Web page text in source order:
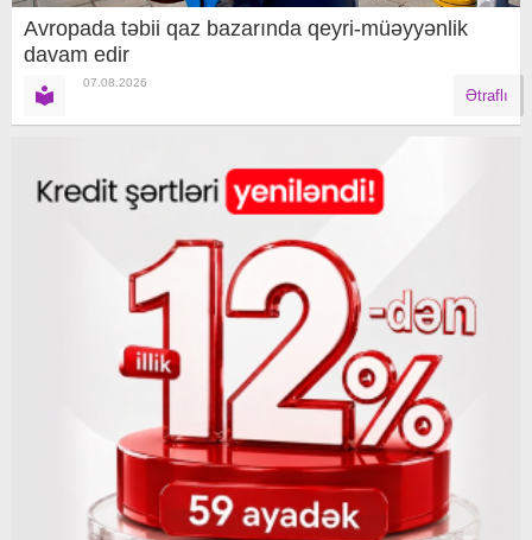
Avropada təbii qaz bazarında qeyri-müəyyənlik
davam edir
07.08.2026
Ətraflı